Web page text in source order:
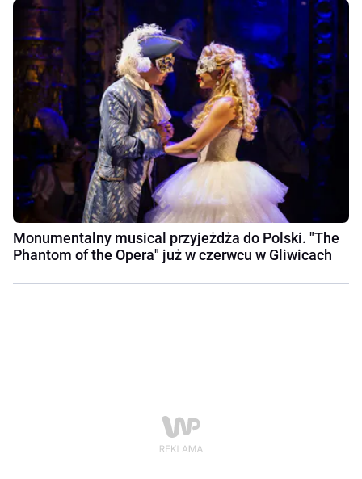
Monumentalny musical przyjeżdża do Polski. "The
Phantom of the Opera" już w czerwcu w Gliwicach